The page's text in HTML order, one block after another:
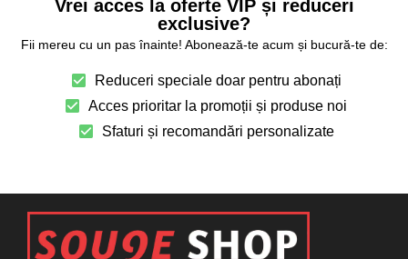
Vrei acces la oferte VIP și reduceri
exclusive?
Fii mereu cu un pas înainte! Abonează-te acum și bucură-te de:
Reduceri speciale doar pentru abonați
Acces prioritar la promoții și produse noi
Sfaturi și recomandări personalizate